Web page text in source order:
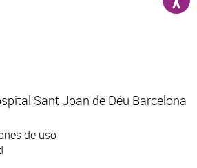
Sant Joan de Déu Barcelona
de uso